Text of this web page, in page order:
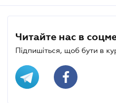
Читайте нас в
Підпишіться, щоб бути в